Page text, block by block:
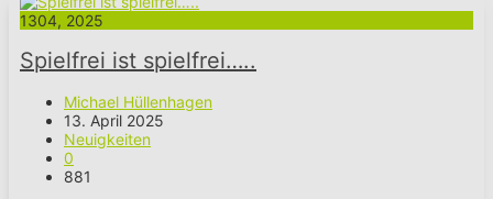
1304, 2025
Spielfrei ist spielfrei…..
Michael Hüllenhagen
13. April 2025
Neuigkeiten
0
881